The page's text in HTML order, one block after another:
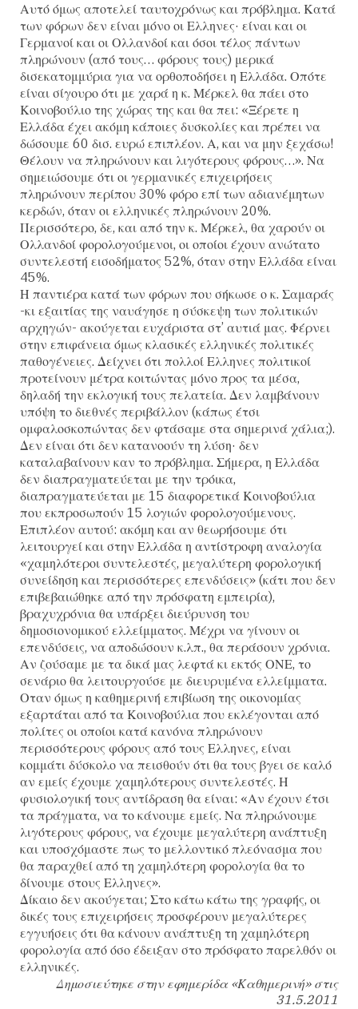
Αυτό όμως αποτελεί ταυτοχρόνως και πρόβλημα. Κατά
των φόρων δεν είναι μόνο οι Ελληνες· είναι και οι
Γερμανοί και οι Ολλανδοί και όσοι τέλος πάντων
πληρώνουν (από τους… φόρους τους) μερικά
δισεκατομμύρια για να ορθοποδήσει η Ελλάδα. Οπότε
είναι σίγουρο ότι με χαρά η κ. Μέρκελ θα πάει στο
Κοινοβούλιο της χώρας της και θα πει: «Ξέρετε η
Ελλάδα έχει ακόμη κάποιες δυσκολίες και πρέπει να
δώσουμε 60 δισ. ευρώ επιπλέον. Α, και να μην ξεχάσω!
Θέλουν να πληρώνουν και λιγότερους φόρους…». Να
σημειώσουμε ότι οι γερμανικές επιχειρήσεις
πληρώνουν περίπου 30% φόρο επί των αδιανέμητων
κερδών, όταν οι ελληνικές πληρώνουν 20%.
Περισσότερο, δε, και από την κ. Μέρκελ, θα χαρούν οι
Ολλανδοί φορολογούμενοι, οι οποίοι έχουν ανώτατο
συντελεστή εισοδήματος 52%, όταν στην Ελλάδα είναι
45%.
Η παντιέρα κατά των φόρων που σήκωσε ο κ. Σαμαράς
-κι εξαιτίας της ναυάγησε η σύσκεψη των πολιτικών
αρχηγών- ακούγεται ευχάριστα στ’ αυτιά μας. Φέρνει
στην επιφάνεια όμως κλασικές ελληνικές πολιτικές
παθογένειες. Δείχνει ότι πολλοί Ελληνες πολιτικοί
προτείνουν μέτρα κοιτώντας μόνο προς τα μέσα,
δηλαδή την εκλογική τους πελατεία. Δεν λαμβάνουν
υπόψη το διεθνές περιβάλλον (κάπως έτσι
ομφαλοσκοπώντας δεν φτάσαμε στα σημερινά χάλια;).
Δεν είναι ότι δεν κατανοούν τη λύση· δεν
καταλαβαίνουν καν το πρόβλημα. Σήμερα, η Ελλάδα
δεν διαπραγματεύεται με την τρόικα,
διαπραγματεύεται με 15 διαφορετικά Κοινοβούλια
που εκπροσωπούν 15 λογιών φορολογούμενους.
Επιπλέον αυτού: ακόμη και αν θεωρήσουμε ότι
λειτουργεί και στην Ελλάδα η αντίστροφη αναλογία
«χαμηλότεροι συντελεστές, μεγαλύτερη φορολογική
συνείδηση και περισσότερες επενδύσεις» (κάτι που δεν
επιβεβαιώθηκε από την πρόσφατη εμπειρία),
βραχυχρόνια θα υπάρξει διεύρυνση του
δημοσιονομικού ελλείμματος. Μέχρι να γίνουν οι
επενδύσεις, να αποδώσουν κ.λπ., θα περάσουν χρόνια.
Αν ζούσαμε με τα δικά μας λεφτά κι εκτός ΟΝΕ, το
σενάριο θα λειτουργούσε με διευρυμένα ελλείμματα.
Οταν όμως η καθημερινή επιβίωση της οικονομίας
εξαρτάται από τα Κοινοβούλια που εκλέγονται από
πολίτες οι οποίοι κατά κανόνα πληρώνουν
περισσότερους φόρους από τους Ελληνες, είναι
κομμάτι δύσκολο να πεισθούν ότι θα τους βγει σε καλό
αν εμείς έχουμε χαμηλότερους συντελεστές. Η
φυσιολογική τους αντίδραση θα είναι: «Αν έχουν έτσι
τα πράγματα, να το κάνουμε εμείς. Να πληρώνουμε
λιγότερους φόρους, να έχουμε μεγαλύτερη ανάπτυξη
και υποσχόμαστε πως το μελλοντικό πλεόνασμα που
θα παραχθεί από τη χαμηλότερη φορολογία θα το
δίνουμε στους Ελληνες».
Δίκαιο δεν ακούγεται; Στο κάτω κάτω της γραφής, οι
δικές τους επιχειρήσεις προσφέρουν μεγαλύτερες
εγγυήσεις ότι θα κάνουν ανάπτυξη τη χαμηλότερη
φορολογία από όσο έδειξαν στο πρόσφατο παρελθόν οι
ελληνικές.
Δημοσιεύτηκε στην εφημερίδα «Καθημερινή» στις
31.5.2011